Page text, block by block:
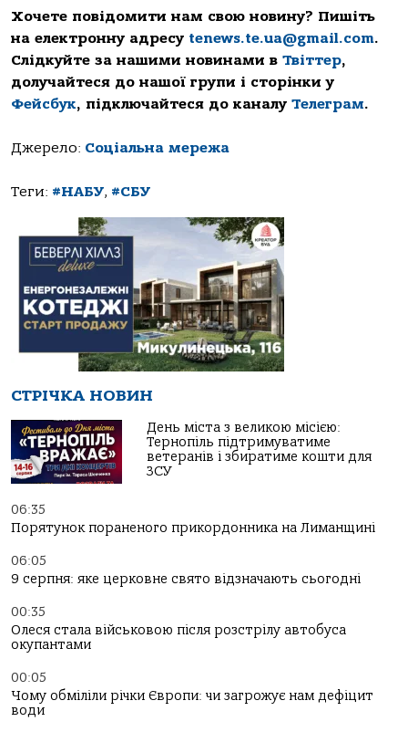
Хочете повідомити нам свою новину? Пишіть
на електронну адресу tenews.te.ua@gmail.com.
Слідкуйте за нашими новинами в Твіттер,
долучайтеся до нашої групи і сторінки у
Фейсбук, підключайтеся до каналу Телеграм.
Джерело: Соціальна мережа
Теги: #НАБУ, #СБУ
СТРІЧКА НОВИН
День міста з великою місією:
Тернопіль підтримуватиме
ветеранів і збиратиме кошти для
ЗСУ
06:35
Порятунок пораненого прикордонника на Лиманщині
06:05
9 серпня: яке церковне свято відзначають сьогодні
00:35
Олеся стала військовою після розстрілу автобуса
окупантами
00:05
Чому обміліли річки Європи: чи загрожує нам дефіцит
води